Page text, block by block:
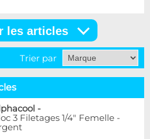
110
18
338
les articles
Trier par
-
3 Filetages 1/4" Femelle -